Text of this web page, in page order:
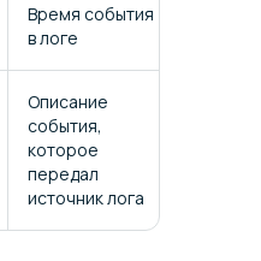
Время события
в логе
Описание
события,
которое
передал
источник лога